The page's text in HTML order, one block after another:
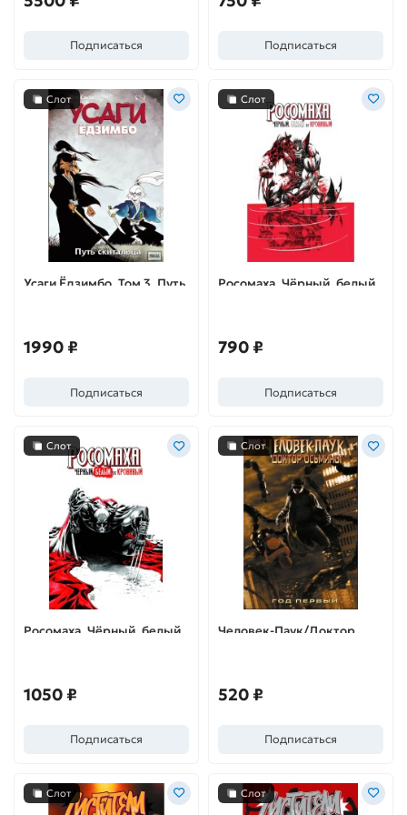
Подписаться Подписаться
Слот
Усаги Ёдзимбо. Том 3. Путь
1990 ₽
Подписаться
Слот
Росомаха. Чёрный, белый
790 ₽
Подписаться
Слот
Росомаха. Чёрный, белый
1050 ₽
Подписаться
Слот
Человек-Паук/Доктор
520 ₽
Подписаться
Слот Слот